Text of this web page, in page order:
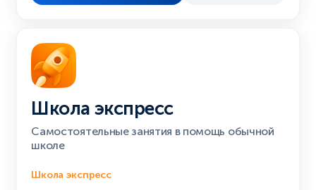
Школа экспресс
Самостоятельные занятия в помощь обычной
школе
Школа экспресс